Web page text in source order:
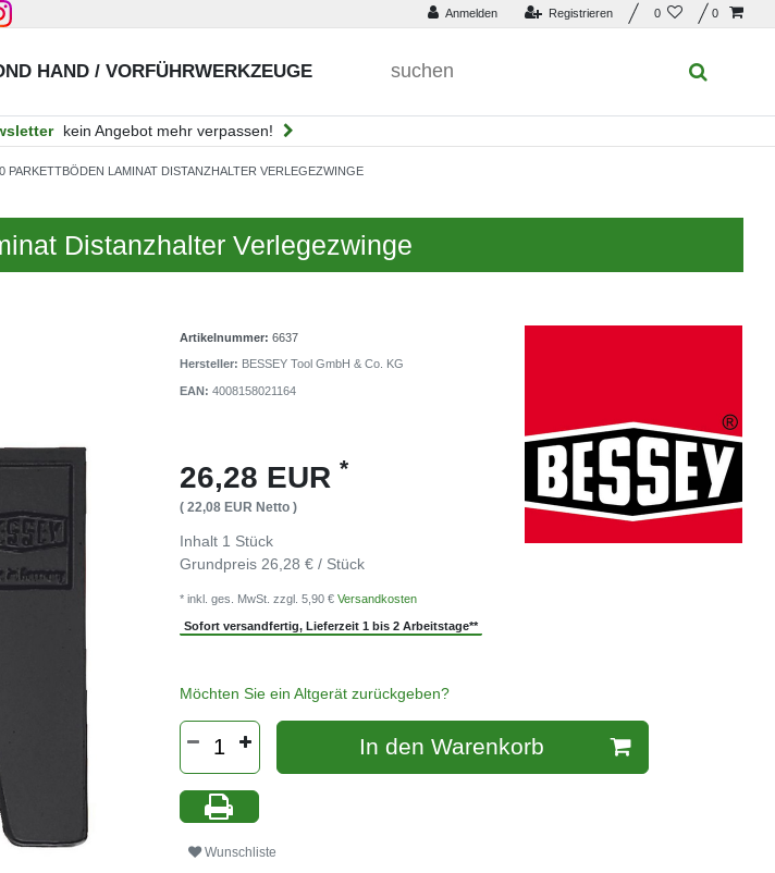
Anmelden Registrieren 0 0
HAND / VORFÜHRWERKZEUGE
kein Angebot mehr verpassen!
PARKETTBÖDEN LAMINAT DISTANZHALTER VERLEGEZWINGE
Distanzhalter Verlegezwinge
Artikelnummer: 6637
Hersteller: BESSEY Tool GmbH & Co. KG
EAN: 4008158021164
26,28 EUR *
( 22,08 EUR Netto )
Inhalt 1 Stück
Grundpreis 26,28 € / Stück
* inkl. ges. MwSt. zzgl. 5,90 € Versandkosten
Sofort versandfertig, Lieferzeit 1 bis 2 Arbeitstage**
Möchten Sie ein Altgerät zurückgeben?
In den Warenkorb
Wunschliste